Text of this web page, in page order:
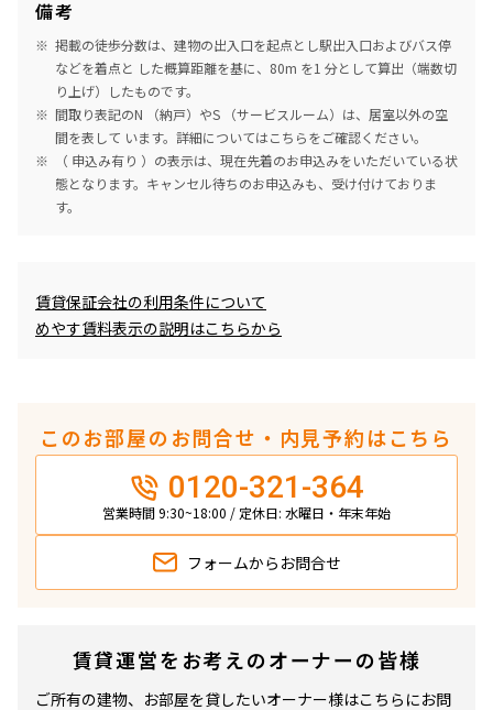
備考
掲載の徒歩分数は、建物の出入口を起点とし駅出入口およびバス停
などを着点と した概算距離を基に、80m を1 分として算出（端数切
り上げ）したものです。
間取り表記のN （納戸）やS （サービスルーム）は、居室以外の空
間を表して います。詳細についてはこちらをご確認ください。
（ 申込み有り ）の表示は、現在先着のお申込みをいただいている状
態となります。キャンセル待ちのお申込みも、受け付けておりま
す。
賃貸保証会社の利用条件について
めやす賃料表示の説明はこちらから
このお部屋のお問合せ・内見予約はこちら
0120-321-364
営業時間 9:30~18:00 / 定休日: 水曜日・年末年始
フォームから お問合せ
賃貸運営をお考えのオーナーの皆様
ご所有の建物、お部屋を貸したいオーナー様はこちらにお問